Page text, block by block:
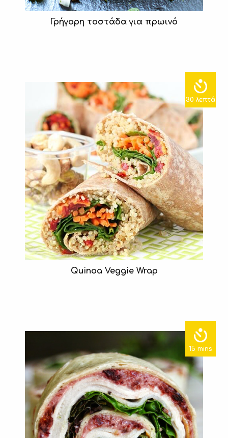
Γρήγορη τοστάδα για πρωινό
30 λεπτά
Quinoa Veggie Wrap
15 mins